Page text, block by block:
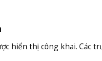
hiển thị công khai. Các